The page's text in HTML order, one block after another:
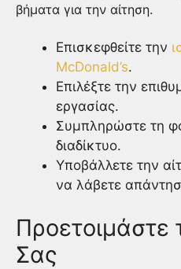
βήματα για την αίτηση.
Επισκεφθείτε την
McDonald’s.
Επιλέξτε την
εργασίας.
Συμπληρώστε τη
διαδίκτυο.
Υποβάλλετε την
να λάβετε
Προετοιμάστε
Σας